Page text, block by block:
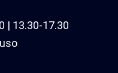
| 13.30-17.30